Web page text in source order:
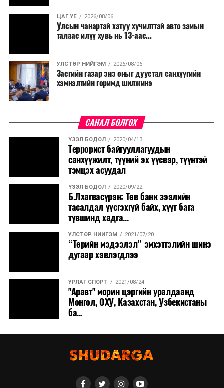
ЦАГ ҮЕ 2026/08/06
Улсын чанартай хатуу хучилттай авто замын
талаас илүү хувь нь 13-аас...
УЛСТӨР НИЙГЭМ 2026/08/06
Засгийн газар энэ оныг дуустал санхүүгийн
хэмнэлтийн горимд шилжинэ
САНАЛ БОЛГОХ
ҮЗЭЛ БОДОЛ 2020/04/13
Террорист байгууллагуудын
санхүүжилт, түүний эх үүсвэр, түүнтэй
тэмцэх асуудал
ҮЗЭЛ БОДОЛ 2020/09/22
Б.Лхагвасүрэн: Төв банк зээлийн
тасалдал үүсгэхгүй байх, хүүг бага
түвшинд хадга...
УЛСТӨР НИЙГЭМ 2021/07/20
“Төрийн мэдээлэл” эмхэтгэлийн шинэ
дугаар хэвлэгдлээ
УРЛАГ СПОРТ 2021/08/24
"Аравт" морин цэргийн уралдаанд
Монгол, ОХУ, Казахстан, Узбекистаны
ба...